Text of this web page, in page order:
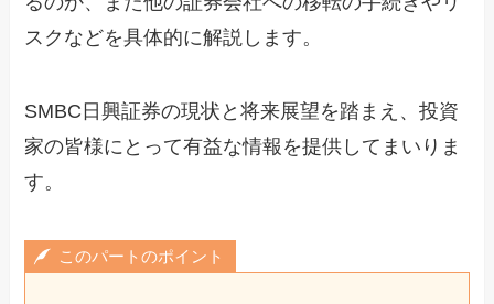
スクなどを具体的に解説します。
SMBC日興証券の現状と将来展望を踏まえ、投資
家の皆様にとって有益な情報を提供してまいりま
す。
このパートのポイント